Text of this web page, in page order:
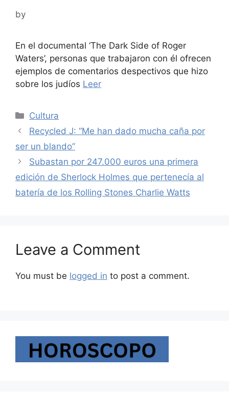
by
En el documental ‘The Dark Side of Roger
Waters’, personas que trabajaron con él ofrecen
ejemplos de comentarios despectivos que hizo
sobre los judíos Leer
Categories
Cultura
Recycled J: “Me han dado mucha caña por
ser un blando”
Subastan por 247.000 euros una primera
edición de Sherlock Holmes que pertenecía al
batería de los Rolling Stones Charlie Watts
Leave a Comment
You must be logged in to post a comment.